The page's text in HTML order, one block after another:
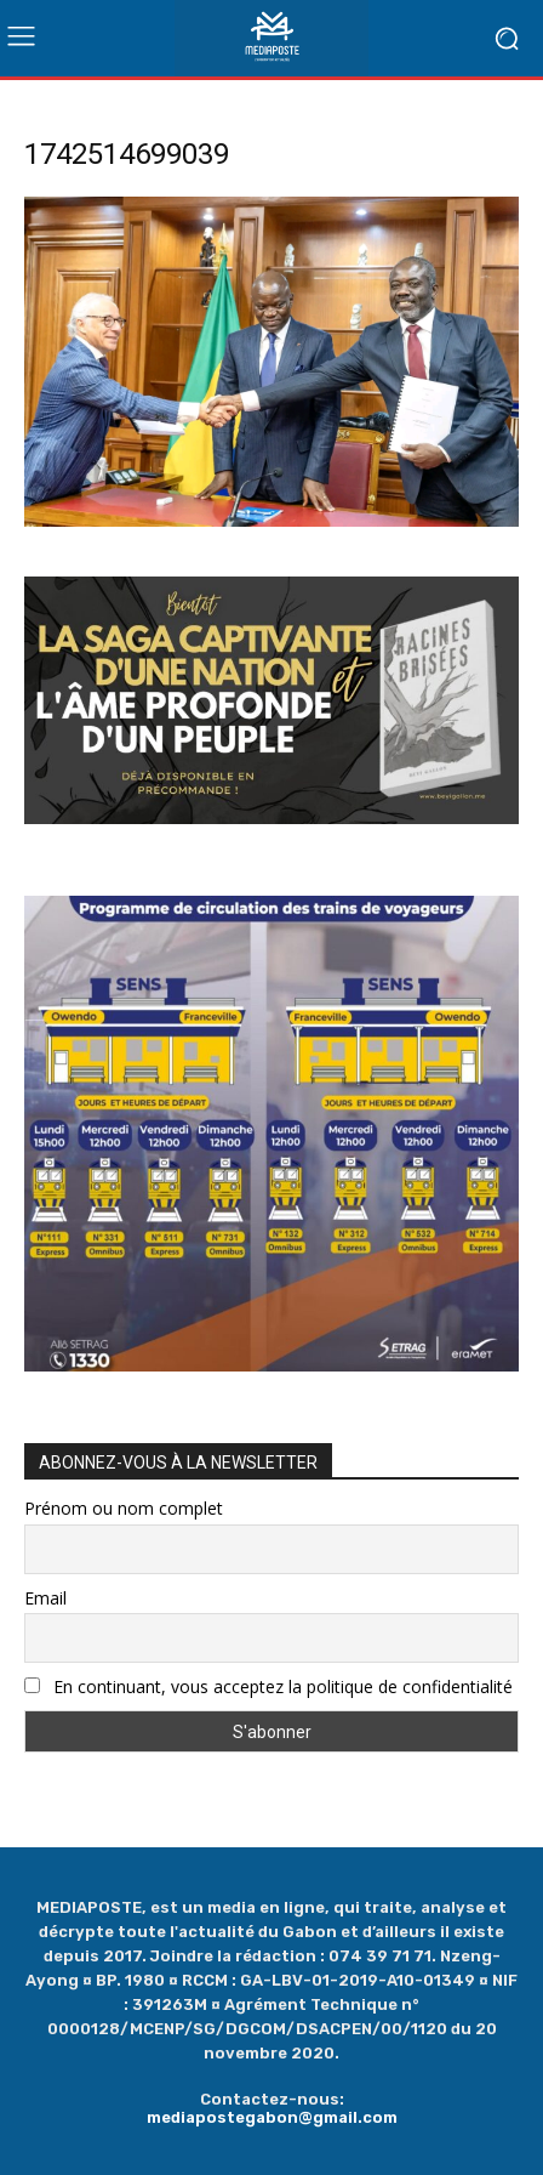
1742514699039
ABONNEZ-VOUS À LA NEWSLETTER
Prénom ou nom complet
Email
En continuant, vous acceptez la politique de confidentialité
MEDIAPOSTE, est un media en ligne, qui traite, analyse et
décrypte toute l'actualité du Gabon et d’ailleurs il existe
depuis 2017. Joindre la rédaction : 074 39 71 71. Nzeng-
Ayong ¤ BP. 1980 ¤ RCCM : GA-LBV-01-2019-A10-01349 ¤ NIF
: 391263M ¤ Agrément Technique n°
0000128/MCENP/SG/DGCOM/DSACPEN/00/1120 du 20
novembre 2020.
Contactez-nous:
mediapostegabon@gmail.com